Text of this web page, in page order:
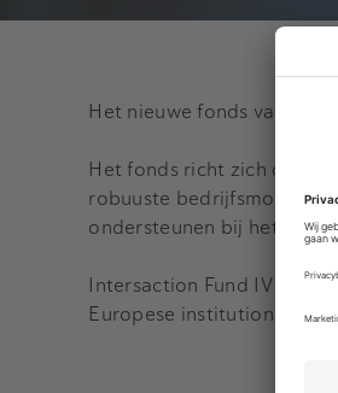
Het nieuwe fonds van
Het fonds richt zich op
robuuste
ondersteunen bij het
Intersaction Fund IV trekt
Europese institutionele